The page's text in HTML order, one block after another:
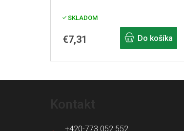
SKLADOM
€7,31 Do košíka
+420-773 052 552